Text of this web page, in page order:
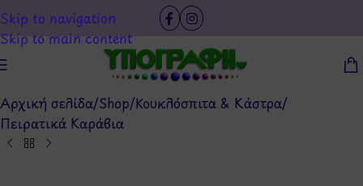
Skip to navigation
Skip to main content
Αρχική σελίδα/Shop/Κουκλόσπιτα & Κάστρα/
Πειρατικά Καράβια